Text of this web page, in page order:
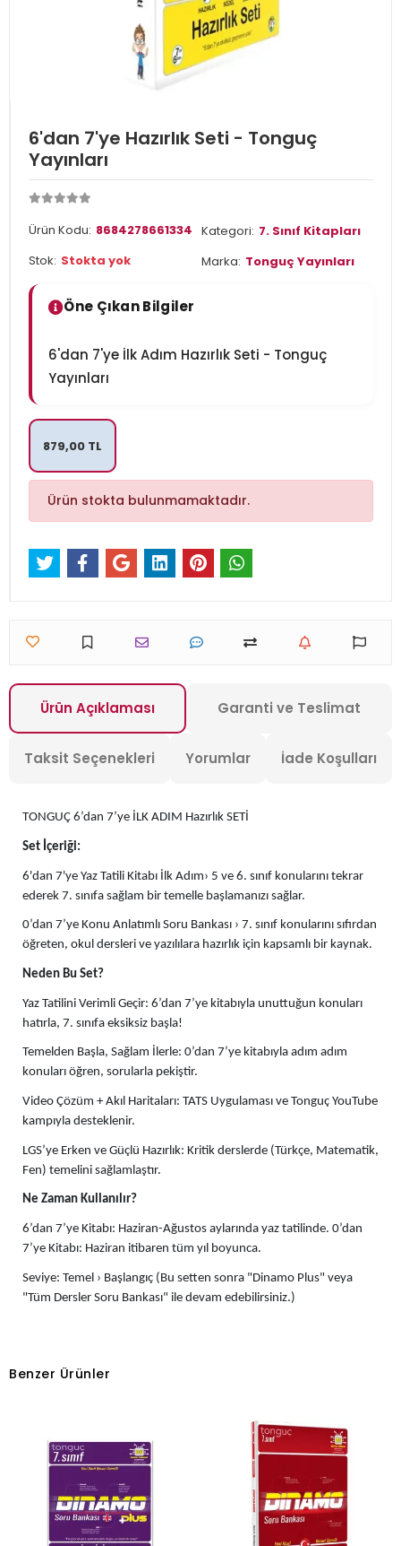
6'dan 7'ye Hazırlık Seti - Tonguç
Yayınları
Ürün Kodu: 8684278661334 Kategori: 7. Sınıf Kitapları
Stok: Stokta yok Marka: Tonguç Yayınları
Öne Çıkan Bilgiler
6'dan 7'ye İlk Adım Hazırlık Seti - Tonguç
Yayınları
879,00 TL
Ürün stokta bulunmamaktadır.
Ürün Açıklaması Garanti ve Teslimat
Taksit Seçenekleri Yorumlar İade Koşulları
TONGUÇ 6’dan 7’ye İLK ADIM Hazırlık SETİ
Set İçeriği:
6'dan 7'ye Yaz Tatili Kitabı İlk Adım› 5 ve 6. sınıf konularını tekrar
ederek 7. sınıfa sağlam bir temelle başlamanızı sağlar.
0’dan 7’ye Konu Anlatımlı Soru Bankası › 7. sınıf konularını sıfırdan
öğreten, okul dersleri ve yazılılara hazırlık için kapsamlı bir kaynak.
Neden Bu Set?
Yaz Tatilini Verimli Geçir: 6’dan 7’ye kitabıyla unuttuğun konuları
hatırla, 7. sınıfa eksiksiz başla!
Temelden Başla, Sağlam İlerle: 0’dan 7’ye kitabıyla adım adım
konuları öğren, sorularla pekiştir.
Video Çözüm + Akıl Haritaları: TATS Uygulaması ve Tonguç YouTube
kampıyla desteklenir.
LGS’ye Erken ve Güçlü Hazırlık: Kritik derslerde (Türkçe, Matematik,
Fen) temelini sağlamlaştır.
Ne Zaman Kullanılır?
6’dan 7’ye Kitabı: Haziran-Ağustos aylarında yaz tatilinde. 0’dan
7’ye Kitabı: Haziran itibaren tüm yıl boyunca.
Seviye: Temel › Başlangıç (Bu setten sonra "Dinamo Plus" veya
"Tüm Dersler Soru Bankası" ile devam edebilirsiniz.)
Benzer Ürünler